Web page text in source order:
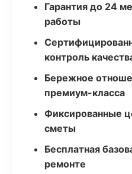
Гарантия до 24
работы
контроль
Бережное
премиум-класса
Фиксированные
сметы
Бесплатная
ремонте